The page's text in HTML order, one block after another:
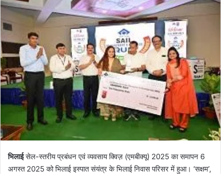
भिलाईसेल-स्तरीय प्रबंधन एवं व्यवसाय क्विज़ (एमबीक्यू) 2025 का समापन 6
अगस्त 2025 को भिलाई इस्पात संयंत्र के भिलाई निवास परिसर में हुआ। ‘सक्षम’,